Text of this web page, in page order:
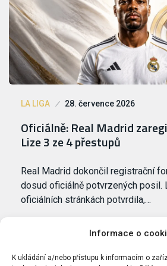
Informace o
K ukládání a/nebo přístupu k informacím o
LA LIGA 28. července 2026
Oficiálně: Real Madrid
Lize 3 ze 4 přestupů
Real Madrid dokončil registrační
dosud oficiálně potvrzených posil.
oficiálních stránkách potvrdila,…